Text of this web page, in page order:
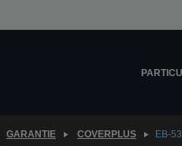
GARANTIE COVERPLUS EB-